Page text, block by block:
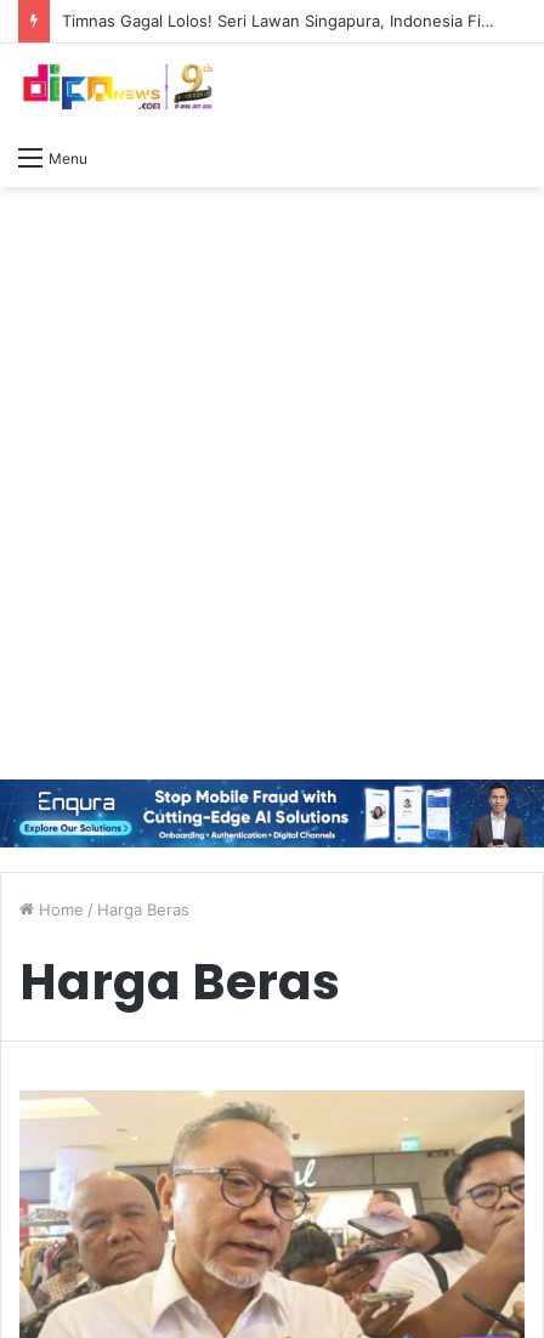
Timnas Gagal Lolos! Seri Lawan Singapura, Indonesia Finis Di Peringkat 3 Klasemen
Menu
Home / Harga Beras
Harga Beras